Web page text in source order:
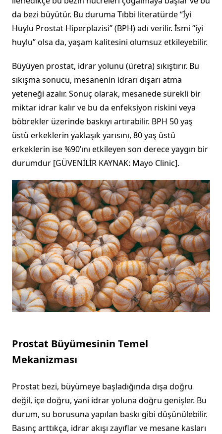
da bezi büyütür. Bu duruma Tıbbi literatürde “İyi
Huylu Prostat Hiperplazisi” (BPH) adı verilir. İsmi “iyi
huylu” olsa da, yaşam kalitesini olumsuz etkileyebilir.
Büyüyen prostat, idrar yolunu (üretra) sıkıştırır. Bu
sıkışma sonucu, mesanenin idrarı dışarı atma
yeteneği azalır. Sonuç olarak, mesanede sürekli bir
miktar idrar kalır ve bu da enfeksiyon riskini veya
böbrekler üzerinde baskıyı artırabilir. BPH 50 yaş
üstü erkeklerin yaklaşık yarısını, 80 yaş üstü
erkeklerin ise %90’ını etkileyen son derece yaygın bir
durumdur [GÜVENİLİR KAYNAK: Mayo Clinic].
Prostat Büyümesinin Temel
Mekanizması
Prostat bezi, büyümeye başladığında dışa doğru
değil, içe doğru, yani idrar yoluna doğru genişler. Bu
durum, su borusuna yapılan baskı gibi düşünülebilir.
Basınç arttıkça, idrar akışı zayıflar ve mesane kasları